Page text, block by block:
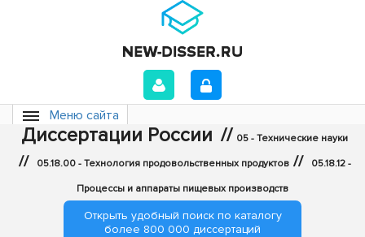
Меню сайта
Диссертации России // 05 - Технические науки
// 05.18.00 - Технология продовольственных продуктов // 05.18.12 -
Процессы и аппараты пищевых производств
Открыть удобный поиск по каталогу
более 800 000 диссертаций